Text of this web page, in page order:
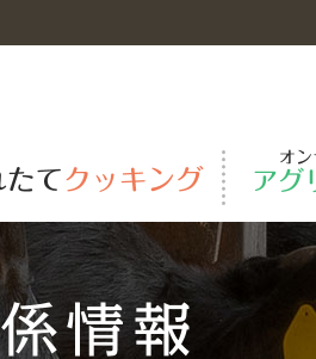
米
旬のカレンダー・
レシピ動画
ＪＡ-ＳＳ
ガス
事業概要
主な事業所・施設